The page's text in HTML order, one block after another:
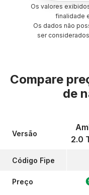
Os valores
finalidade
Os dados não
ser
Compare
de
Versão
Código Fipe
Preço
2.0